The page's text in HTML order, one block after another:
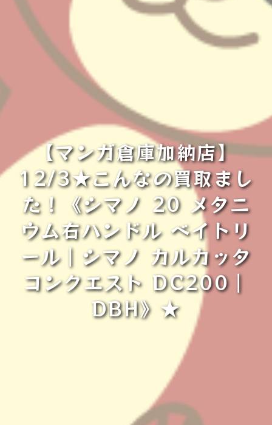
【マンガ倉庫加納店】
12/3★こんなの買取まし
た！《シマノ 20 メタニ
ウム右ハンドル ベイトリ
ール｜シマノ カルカッタ
コンクエスト DC200｜
DBH》★